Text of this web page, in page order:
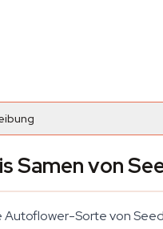
Samen von
Sorte von